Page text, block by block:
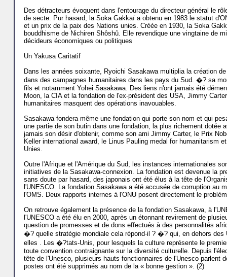
Des détracteurs évoquent dans l'entourage du directeur général le
de secte. Pur hasard, la Soka Gakkaï a obtenu en 1983 le statut
et un prix de la paix des Nations unies. Créée en 1930, la Soka
bouddhisme de Nichiren Shôshû. Elle revendique une vingtaine de
décideurs économiques ou politiques
Un Yakusa Caritatif
Dans les années soixante, Ryoichi Sasakawa multiplia la création
dans des campagnes humanitaires dans les pays du Sud. �? sa
fils et notamment Yohei Sasakawa. Des liens n'ont jamais été
Moon, la CIA et la fondation de l'ex-président des USA, Jimmy
humanitaires masquent des opérations inavouables.
Sasakawa fondera même une fondation qui porte son nom et qui
une partie de son butin dans une fondation, la plus richement dotée
jamais son désir d'obtenir, comme son ami Jimmy Carter, le Prix
Keller international award, le Linus Pauling medal for humanitarism
Unies.
Outre l'Afrique et l'Amérique du Sud, les instances internationales
initiatives de la Sasakawa-connexion. La fondation est devenue la
sans doute par hasard, des japonais ont été élus à la tête de
l'UNESCO. La fondation Sasakawa a été accusée de corruption au
l'OMS. Deux rapports internes à l'ONU posent directement le
On retrouve également la présence de la fondation Sasakawa, à
l'UNESCO a été élu en 2000, après un étonnant revirement de
question de promesses et de dons effectués à des personnalités
�? quelle stratégie mondiale cela répond-il ? �? qui, en dehors des
elles . Les �?tats-Unis, pour lesquels la culture représente le
toute convention contraignante sur la diversité culturelle. Depuis
tête de l'Unesco, plusieurs hauts fonctionnaires de l'Unesco parlent
postes ont été supprimés au nom de la « bonne gestion ». (2)